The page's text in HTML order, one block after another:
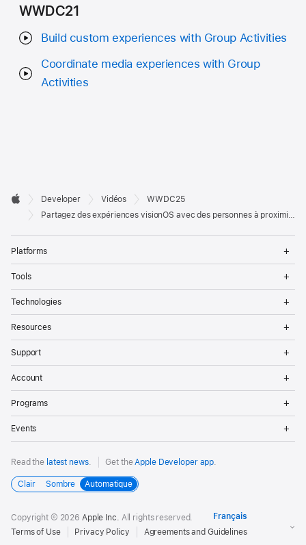
WWDC21
Build custom experiences with Group Activities
Coordinate media experiences with Group
Activities
Developer
Footer

Apple
Developer Vidéos
WWDC25
Partagez des expériences visionOS avec des personnes à proximité
Platforms
Tools
Technologies
Resources
Support
Account
Programs
Events
Read the latest news. Get theApple Developer app.
Clair Sombre Automatique
Copyright © 2026 Apple Inc. All rights reserved.
Terms of Use
Privacy Policy Agreements and Guidelines